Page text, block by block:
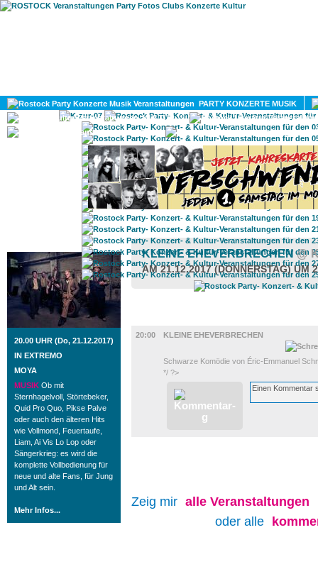
PARTY KONZERTE MUSIK
KULTUR
GAY
ROSTOCK TAGESTIPP
20.00 UHR (Do, 21.12.2017)
IN EXTREMO
MOYA
MUSIK Ob mit
Sternhagelvoll, Störtebeker,
Quid Pro Quo, Pikse Palve
oder auch den älteren Hits
wie Vollmond, Feuertaufe,
Liam, Ai Vis Lo Lop oder
Sängerkrieg: es wird die
komplette Vollbedienung für
neue und alte Fans, für Jung
und Alt sein.
Mehr Infos...
KLEINE EHEVERBRECHEN@
AM 21.12.2017 (DONNERSTAG) UM
20:00
KLEINE EHEVERBRECHEN
Schwarze Komödie von Éric-Emmanuel
*/ ?>
Zeig mir alle Veranstaltungen
oder alle